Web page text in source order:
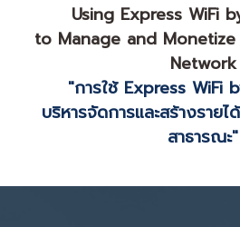
Using Express WiFi
to Manage and Monetize
Network
"การใช้ Express WiFi
บริหารจัดการและสร้างรายไ
สาธารณะ"